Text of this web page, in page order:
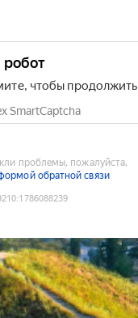
робот
чтобы продолжить
SmartCaptcha
проблемы, пожалуйста,
обратной связи
:1786088239